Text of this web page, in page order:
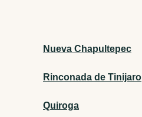
Nueva Chapultepec
Rinconada de Tinijaro
Quiroga